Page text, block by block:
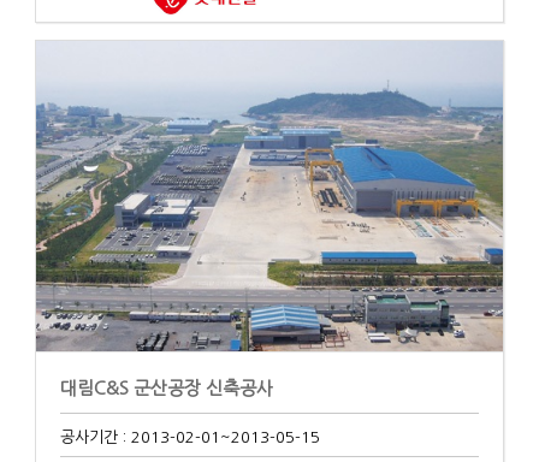
대림C&S 군산공장 신축공사
공사기간 : 2013-02-01 ~2013-05-15